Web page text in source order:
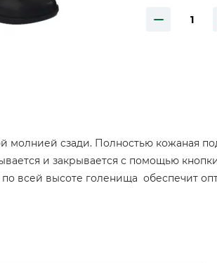
молнией сзади. Полностью кожаная
и закрывается с помощью
всей высоте голенища обеспечит